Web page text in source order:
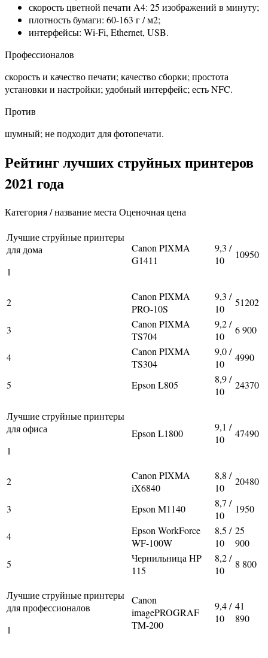
скорость цветной печати A4: 25 изображений в минуту;
плотность бумаги: 60-163 г / м2;
интерфейсы: Wi-Fi, Ethernet, USB.
Профессионалов
скорость и качество печати; качество сборки; простота
установки и настройки; удобный интерфейс; есть NFC.
Против
шумный; не подходит для фотопечати.
Рейтинг лучших струйных принтеров
2021 года
Категория / название места Оценочная цена
Лучшие струйные принтеры
для дома
1
Canon PIXMA
G1411
9,3 /
10
10950
2
Canon PIXMA
PRO-10S
9,3 /
10
51202
3
Canon PIXMA
TS704
9,2 /
10
6 900
4
Canon PIXMA
TS304
9,0 /
10
4990
5 Epson L805
8,9 /
10
24370
Лучшие струйные принтеры
для офиса
1
Epson L1800
9,1 /
10
47490
2
Canon PIXMA
iX6840
8,8 /
10
20480
3 Epson M1140
8,7 /
10
1950
4
Epson WorkForce
WF-100W
8,5 /
10
25
900
5
Чернильница HP
115
8,2 /
10
8 800
Лучшие струйные принтеры
для профессионалов
1
Canon
imagePROGRAF
TM-200
9,4 /
10
41
890